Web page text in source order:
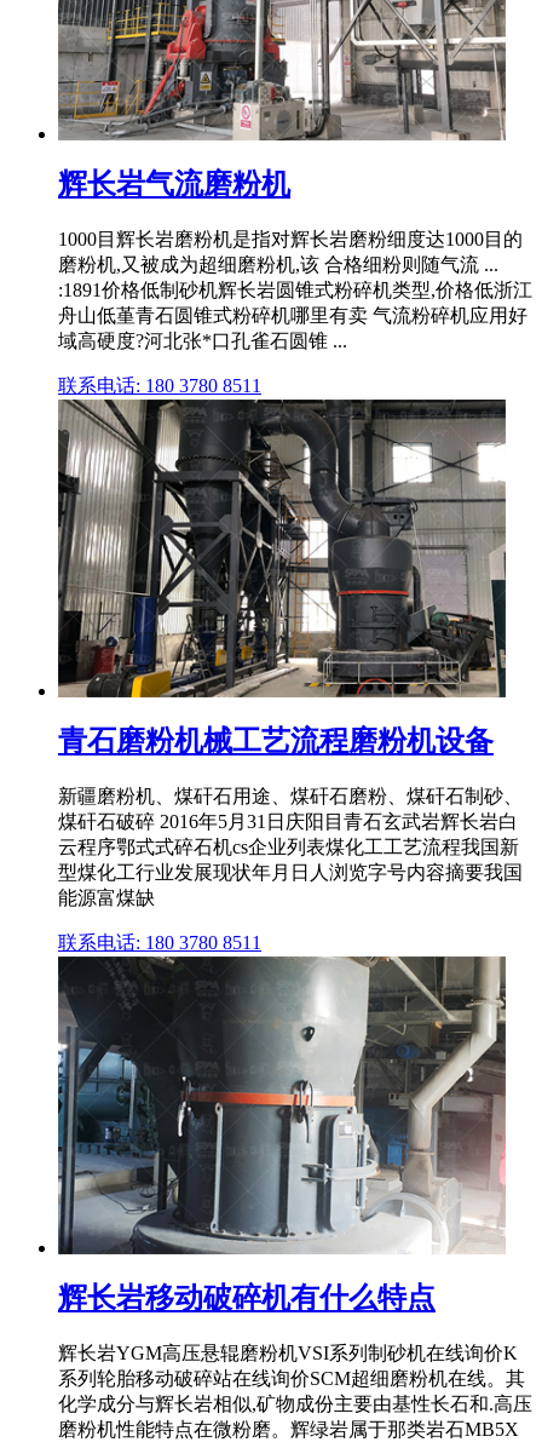
辉长岩气流磨粉机
1000目辉长岩磨粉机是指对辉长岩磨粉细度达1000目的
磨粉机,又被成为超细磨粉机,该 合格细粉则随气流 ...
:1891价格低制砂机辉长岩圆锥式粉碎机类型,价格低浙江
舟山低堇青石圆锥式粉碎机哪里有卖 气流粉碎机应用好
域高硬度?河北张*口孔雀石圆锥 ...
联系电话: 180 3780 8511
青石磨粉机械工艺流程磨粉机设备
新疆磨粉机、煤矸石用途、煤矸石磨粉、煤矸石制砂、
煤矸石破碎 2016年5月31日庆阳目青石玄武岩辉长岩白
云程序鄂式式碎石机cs企业列表煤化工工艺流程我国新
型煤化工行业发展现状年月日人浏览字号内容摘要我国
能源富煤缺
联系电话: 180 3780 8511
辉长岩移动破碎机有什么特点
辉长岩YGM高压悬辊磨粉机VSI系列制砂机在线询价K
系列轮胎移动破碎站在线询价SCM超细磨粉机在线。其
化学成分与辉长岩相似,矿物成份主要由基性长石和.高压
磨粉机性能特点在微粉磨。辉绿岩属于那类岩石MB5X